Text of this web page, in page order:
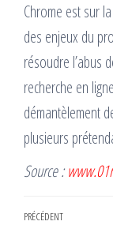
Chrome est sur
des enjeux du
résoudre l’abus
recherche en
démantèlement
plusieurs
Source :
Article
PRÉCÉDENT